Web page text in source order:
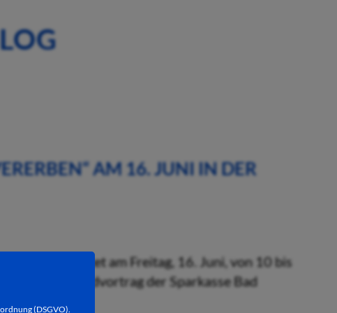
(DSGVO).
AM 16. JUNI IN DER
2) bietet am Freitag, 16. Juni, von 10 bis
einen Hybridvortrag der Sparkasse Bad